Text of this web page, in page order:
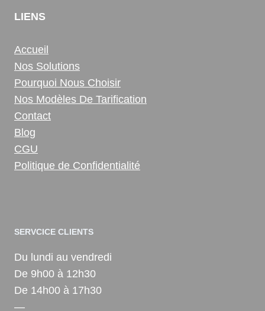
LIENS
Accueil
Nos Solutions
Pourquoi Nous Choisir
Nos Modèles De Tarification
Contact
Blog
CGU
Politique de Confidentialité
SERVCICE CLIENTS
Du lundi au vendredi
De 9h00 à 12h30
De 14h00 à 17h30
—